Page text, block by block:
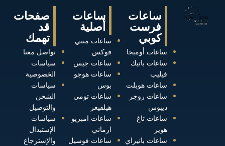
صفحات
قد
تهمك
تواصل معنا
سياسات
الخصوصية
سياسات
الشحن
والتوصيل
سياسات
الإستبدال
والإسترجاع
ساعات
أصلية
ساعات ميني
فوكس
ساعات جيس
ساعات هوجو
بوس
ساعات تومي
هيلفيغر
ساعات امبريو
ارماني
ساعات فوسيل
ساعات
فرست
كوبي
ساعات أوميجا
ساعات باتيك
فيليب
ساعات هوبلت
ساعات روجر
ديبوس
ساعات تاغ
هوير
ساعات بانيراي